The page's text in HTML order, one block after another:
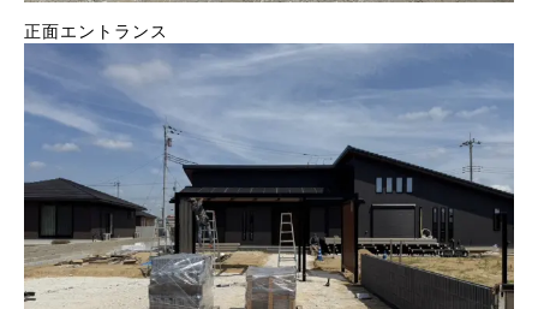
正面エントランス